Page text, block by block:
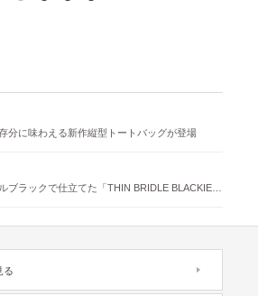
分に味わえる新作縦型トートバッグが登場
る